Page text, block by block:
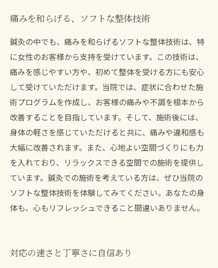
痛みを和らげる、ソフトな整体技術
鍼灸の中でも、痛みを和らげるソフトな整体技術は、特
に女性のお客様から支持を受けています。この技術は、
痛みを感じやすい方や、初めて整体を受ける方にも安心
して受けていただけます。当院では、症状に合わせた施
術プログラムを作成し、お客様の痛みや不調を根本から
改善することを目指しています。そして、施術後には、
身体の軽さを感じていただけると共に、痛みや違和感も
大幅に改善されます。また、心地よい空間づくりにも力
を入れており、リラックスできる空間での施術を提供し
ています。鍼灸での施術を考えている方は、ぜひ当院の
ソフトな整体技術を体験してみてください。あなたの身
体も、心もリフレッシュできること間違いありません。
対応の速さと丁寧さに自信あり